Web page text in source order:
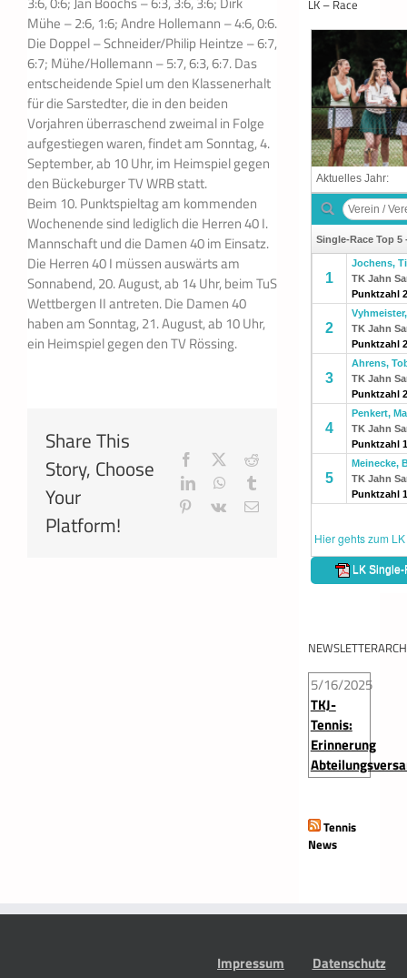
Mühe – 2:6, 1:6; Andre Hollemann – 4:6, 0:6.
Die Doppel – Schneider/Philip Heintze – 6:7,
6:7; Mühe/Hollemann – 5:7, 6:3, 6:7. Das
entscheidende Spiel um den Klassenerhalt
für die Sarstedter, die in den beiden
Vorjahren überraschend zweimal in Folge
aufgestiegen waren, findet am Sonntag, 4.
September, ab 10 Uhr, im Heimspiel gegen
den Bückeburger TV WRB statt.
Beim 10. Punktspieltag am kommenden
Wochenende sind lediglich die Herren 40 I.
Mannschaft und die Damen 40 im Einsatz.
Die Herren 40 I müssen auswärts am
Sonnabend, 20. August, ab 14 Uhr, beim TuS
Wettbergen II antreten. Die Damen 40
haben am Sonntag, 21. August, ab 10 Uhr,
ein Heimspiel gegen den TV Rössing.
Share This
Story, Choose
Your
Platform!
Facebook
Reddit
LinkedInWhatsApp
Pinterest
Vk
E-
LK – Race
5/16/2025
TKJ-
Tennis:
Erinnerung
Tennis
News
Impressum Datenschutz